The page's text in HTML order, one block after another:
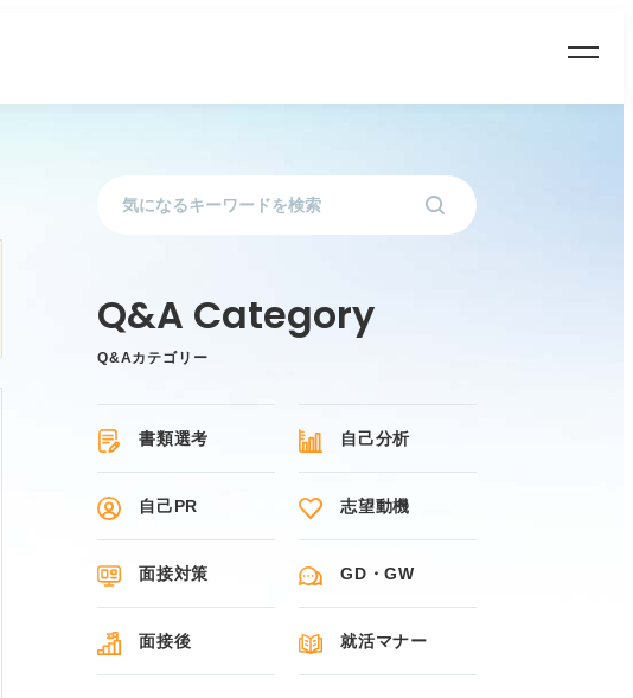
Q&Aカテゴリー
書類選考 自己分析
自己PR 志望動機
面接対策 GD・GW
面接後 就活マナー